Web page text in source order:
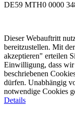
DE59 MTH0 0000
Dieser Webauftritt
bereitzustellen. Mit
akzeptieren" erteilen
Einwilligung, dass
beschriebenen
dürfen. Unabhängig
notwendige Cookies
Details